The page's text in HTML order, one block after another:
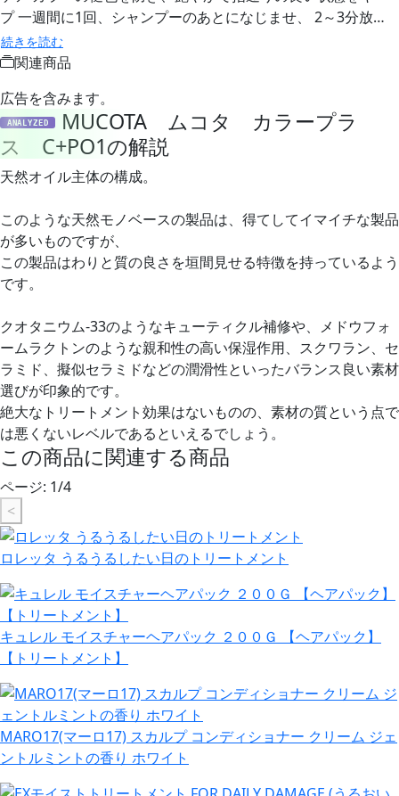
プ 一週間に1回、シャンプーのあとになじませ、 2～3分放…
続きを読む
関連商品
広告を含みます。
ANALYZED
MUCOTA ムコタ カラープラ
ス C+PO1の解説
天然オイル主体の構成。
このような天然モノベースの製品は、得てしてイマイチな製品
が多いものですが、
この製品はわりと質の良さを垣間見せる特徴を持っているよう
です。
クオタニウム-33のようなキューティクル補修や、メドウフォ
ームラクトンのような親和性の高い保湿作用、スクワラン、セ
ラミド、擬似セラミドなどの潤滑性といったバランス良い素材
選びが印象的です。
絶大なトリートメント効果はないものの、素材の質という点で
は悪くないレベルであるといえるでしょう。
この商品に関連する商品
ページ: 1/4
<
ロレッタ うるうるしたい日のトリートメント
キュレル モイスチャーヘアパック ２００Ｇ 【ヘアパック】
【トリートメント】
MARO17(マーロ17) スカルプ コンディショナー クリーム ジェ
ントルミントの香り ホワイト